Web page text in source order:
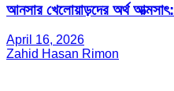
আনসার খেলোয়াড়দের অর্থ
April 16, 2026
Zahid Hasan Rimon